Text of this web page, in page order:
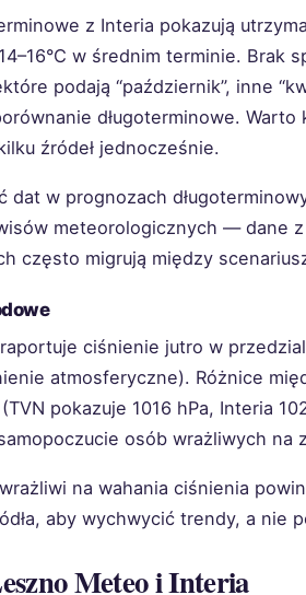
z Interia pokazują
w średnim terminie. Brak
podają “październik”, inne
długoterminowe.
źródeł jednocześnie.
dat w prognozach
meteorologicznych — dane
często migrują między
raportuje ciśnienie jutro w
atmosferyczne). Różnice
pokazuje 1016 hPa, Interia
osób wrażliwych na
na wahania ciśnienia
aby wychwycić trendy, a nie
Meteo i Interia